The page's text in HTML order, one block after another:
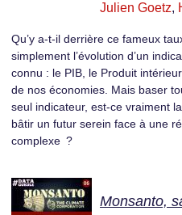
Julien Goetz,
Qu’y a-t-il derrière ce fameux
simplement l’évolution d’un
connu : le PIB, le Produit
de nos économies. Mais baser
seul indicateur, est-ce vraiment
bâtir un futur serein face à une
complexe ?
Monsanto,